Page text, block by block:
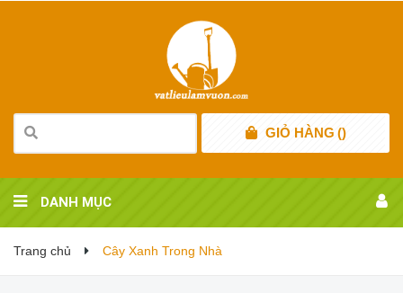
GIỎ HÀNG ()
DANH MỤC
Trang chủ Cây Xanh Trong Nhà